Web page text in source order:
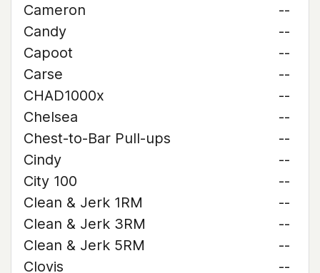
Cameron
--
Candy
--
Capoot
--
Carse
--
CHAD1000x
--
Chelsea
--
Chest-to-Bar Pull-ups
--
Cindy
--
City 100
--
Clean & Jerk 1RM
--
Clean & Jerk 3RM
--
Clean & Jerk 5RM
--
Clovis
--